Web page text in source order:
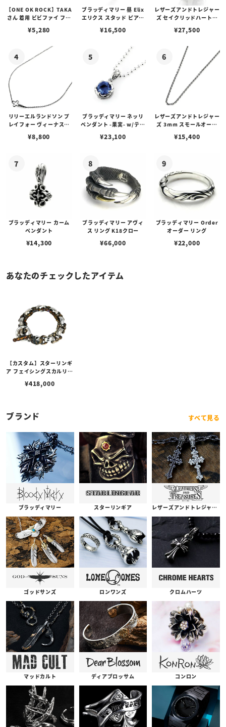
【ONE OK ROCK】TAKA
さん 着用 ビビファイ フー
¥5,280
ブラッディマリー 昼 Elix
エリクス スタッド ピアス
¥16,500
レザーズアンドトレジャー
ズ セイクリッドハートピ
¥27,500
リリーエルランドソン プ
レイフォー ヴィーナスチ
¥8,800
ブラッディマリー ネッリ
ペンダント -果実- w/ティ
¥23,100
レザーズアンドトレジャー
ズ 3mm スモールオーバ
ブスタークラスプ＆LTロ
¥15,400
ブラッディマリー カーム
ペンダント
¥14,300
ブラッディマリー アヴィ
ス リング K18クロー
¥66,000
ブラッディマリー Order
オーダー リング
¥22,000
あなたのチェックしたアイテム
【カスタム】スターリンギ
ア フェイシングスカルリン
レット w/マイクロパズル
＆ゴールド
¥418,000
ブランド すべて見る
ブラッディマリー スターリンギア レザーズアンドトレジャーズ
ゴッドサンズ ロンワンズ クロムハーツ
マッドカルト ディアブロッサム コンロン